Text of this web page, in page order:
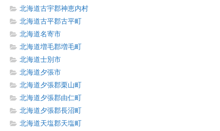
北海道古宇郡神恵内村
北海道古平郡古平町
北海道名寄市
北海道増毛郡増毛町
北海道士別市
北海道夕張市
北海道夕張郡栗山町
北海道夕張郡由仁町
北海道夕張郡長沼町
北海道天塩郡天塩町